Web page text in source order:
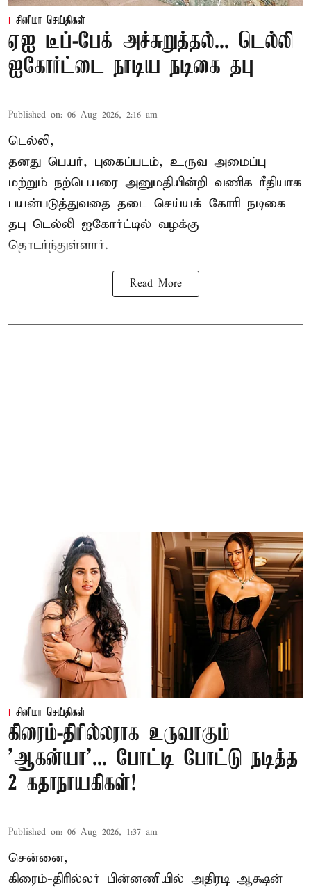
சினிமா செய்திகள்
ஏஐ டீப்-பேக் அச்சுறுத்தல்... டெல்லி
ஐகோர்ட்டை நாடிய நடிகை தபு
Published on: 06 Aug 2026, 2:16 am
டெல்லி,
தனது பெயர், புகைப்படம், உருவ அமைப்பு
மற்றும் நற்பெயரை அனுமதியின்றி வணிக ரீதியாக
பயன்படுத்துவதை தடை செய்யக் கோரி நடிகை
தபு டெல்லி ஐகோர்ட்டில் வழக்கு
தொடர்ந்துள்ளார்.
Read More
சினிமா செய்திகள்
கிரைம்-திரில்லராக உருவாகும்
'ஆகன்யா'... போட்டி போட்டு நடித்த
2 கதாநாயகிகள்!
Published on: 06 Aug 2026, 1:37 am
சென்னை,
கிரைம்-திரில்லர் பின்னணியில் அதிரடி ஆக்ஷன்